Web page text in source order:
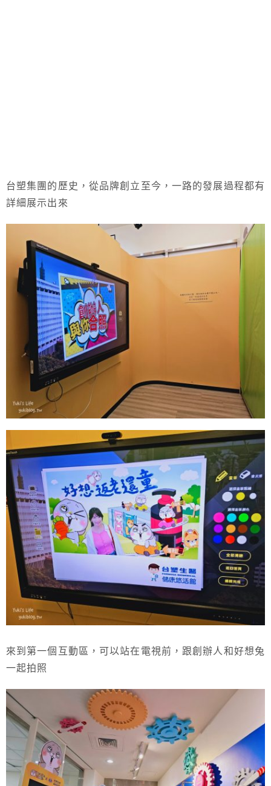
台塑集團的歷史，從品牌創立至今，一路的發展過程都有
詳細展示出來
來到第一個互動區，可以站在電視前，跟創辦人和好想兔
一起拍照